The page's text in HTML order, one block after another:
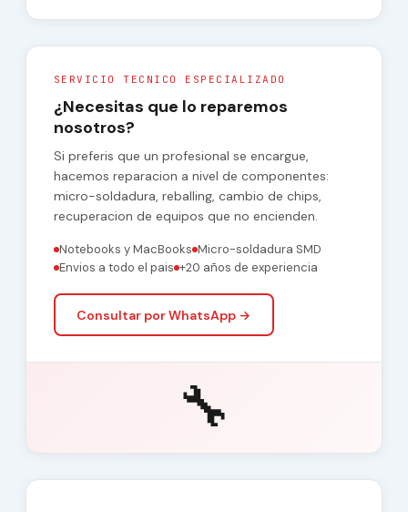
SERVICIO TECNICO ESPECIALIZADO
¿Necesitas que lo reparemos
nosotros?
Si preferis que un profesional se encargue,
hacemos reparacion a nivel de componentes:
micro-soldadura, reballing, cambio de chips,
recuperacion de equipos que no encienden.
Notebooks y MacBooks Micro-soldadura SMD
Envios a todo el pais +20 años de experiencia
Consultar por WhatsApp →
🔧